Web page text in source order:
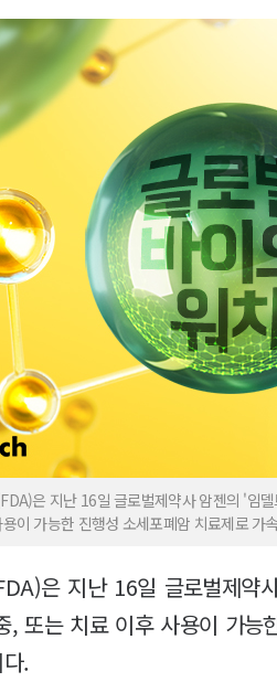
은 지난 16일 글로벌제약사 암젠의 '임
이 가능한 진행성 소세포폐암 치료제로 가
은 지난 16일 글로벌제약
, 또는 치료 이후 사용이 가능
.